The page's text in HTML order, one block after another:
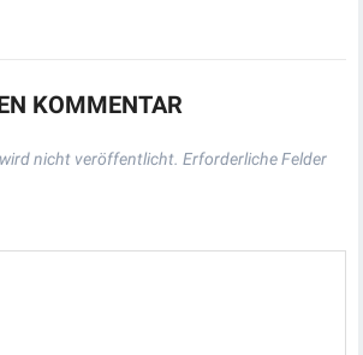
KOMMENTAR
nicht veröffentlicht. Erforderliche Felder